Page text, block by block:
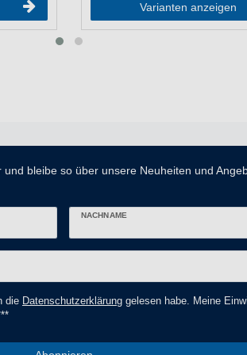
Varianten anzeigen
bleibe so über unsere Neuheiten und
NACHNAME
die Daten­schutz­erklärung gelesen habe. Meine